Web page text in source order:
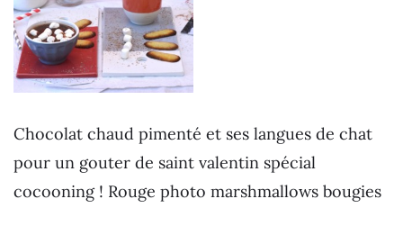
Chocolat chaud pimenté et ses langues de chat
pour un gouter de saint valentin spécial
cocooning ! Rouge photo marshmallows bougies